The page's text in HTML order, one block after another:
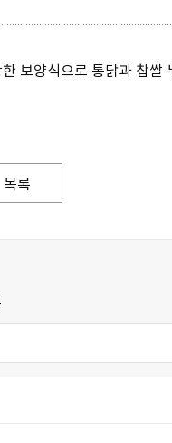
보양식으로 통닭과 찹
목록